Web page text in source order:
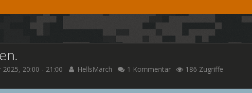
20:00 - 21:00 HellsMarch 1 Kommentar 186 Zugriffe